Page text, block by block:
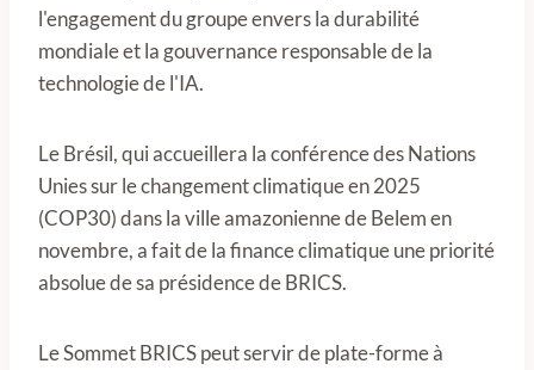
l'engagement du groupe envers la durabilité
mondiale et la gouvernance responsable de la
technologie de l'IA.
Le Brésil, qui accueillera la conférence des Nations
Unies sur le changement climatique en 2025
(COP30) dans la ville amazonienne de Belem en
novembre, a fait de la finance climatique une priorité
absolue de sa présidence de BRICS.
Le Sommet BRICS peut servir de plate-forme à